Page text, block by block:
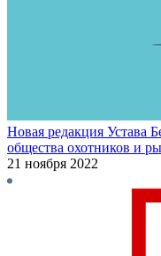
Новая редакция Устава
общества охотников и
21 ноября 2022